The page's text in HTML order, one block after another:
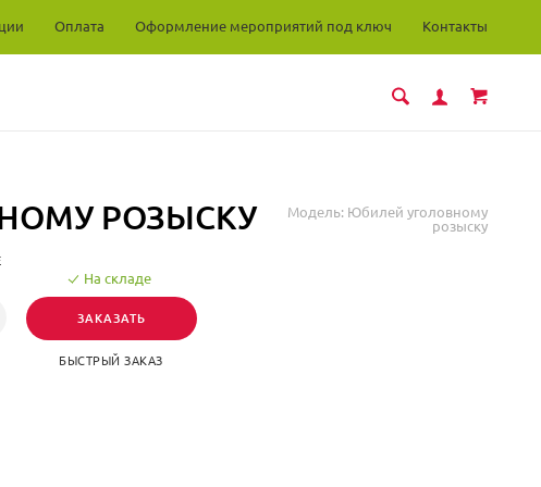
Оплата Оформление мероприятий под ключ Контакты
Модель: Юбилей уголовному
розыску
РОЗЫСКУ
На складе
ЗАКАЗАТЬ
БЫСТРЫЙ ЗАКАЗ